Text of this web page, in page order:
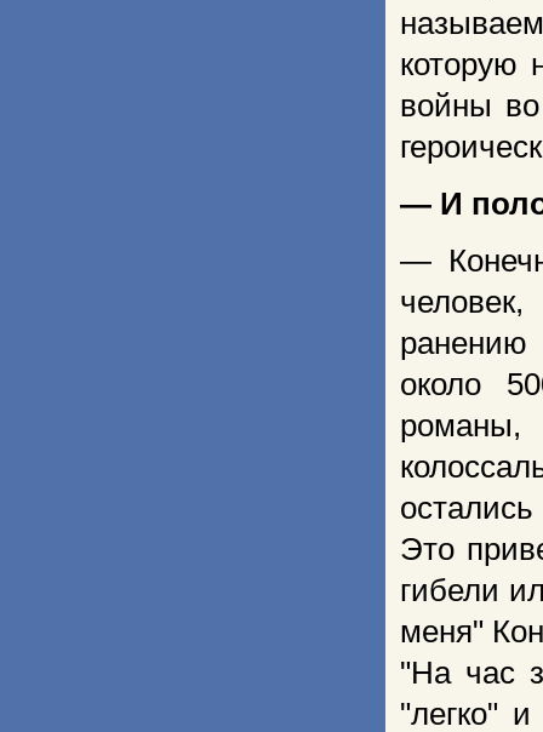
которую
войны
— И
—
ранению
около
Это
гибели
меня"
"На час
"легко"